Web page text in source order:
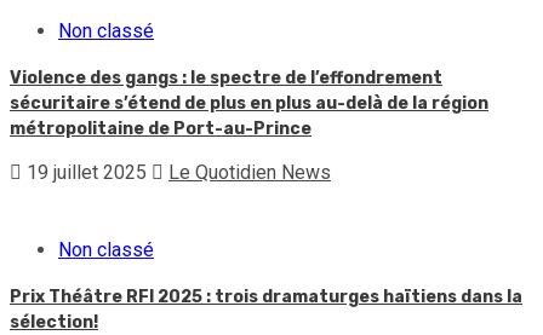
Non classé
Violence des gangs : le spectre de l’effondrement
sécuritaire s’étend de plus en plus au-delà de la région
métropolitaine de Port-au-Prince
19 juillet 2025 Le Quotidien News
Non classé
Prix Théâtre RFI 2025 : trois dramaturges haïtiens dans la
sélection!